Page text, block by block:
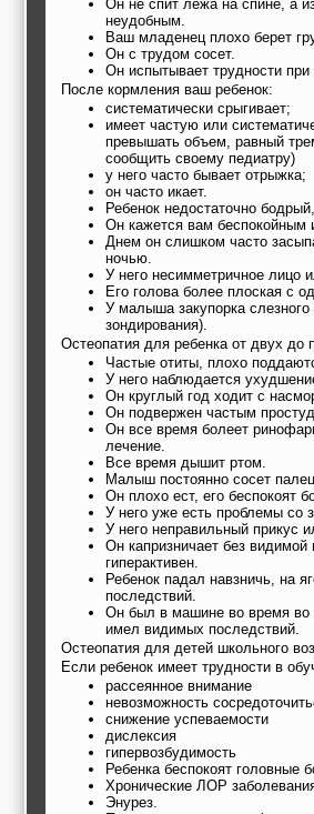
Он не спит лежа на спине, а
неудобным.
Ваш младенец плохо берет
Он с трудом сосет.
Он испытывает трудности при
После кормления ваш ребенок:
систематически срыгивает;
имеет частую или
превышать объем, равный
сообщить своему педиатру)
у него часто бывает отрыжка;
он часто икает.
Ребенок недостаточно
Он кажется вам беспокойным
Днем он слишком часто
ночью.
У него несимметричное лицо
Его голова более плоская с
У малыша закупорка
зондирования).
Остеопатия для ребенка от двух до
Частые отиты, плохо
У него наблюдается
Он круглый год ходит с
Он подвержен частым
Он все время болеет
лечение.
Все время дышит ртом.
Малыш постоянно сосет
Он плохо ест, его беспокоят
У него уже есть проблемы со
У него неправильный прикус
Он капризничает без
гиперактивен.
Ребенок падал навзничь, на
последствий.
Он был в машине во время во
имел видимых последствий.
Остеопатия для детей школьного
Если ребенок имеет трудности в
рассеянное внимание
невозможность
снижение успеваемости
дислексия
гипервозбудимость
Ребенка беспокоят головные
Хронические ЛОР
Энурез.